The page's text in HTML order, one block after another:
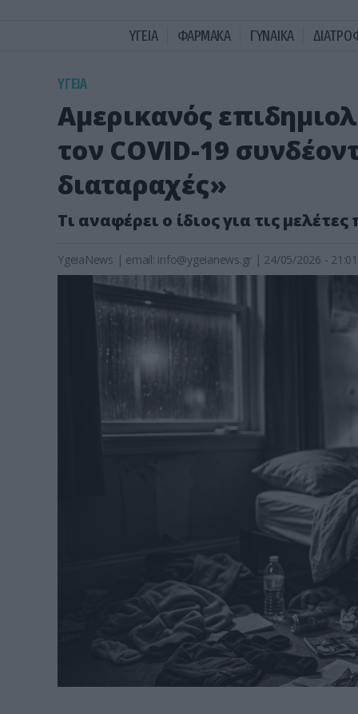
ΥΓΕΙΑ ΦΑΡΜΑΚΑ ΓΥΝΑΙΚΑ
ΥΓΕΙΑ
Αμερικανός
τον COVID-19
διαταραχές»
Τι αναφέρει ο ίδιος για τις
YgeiaNews | email: info@ygeianews.gr | 24/05/2026 - 21:01